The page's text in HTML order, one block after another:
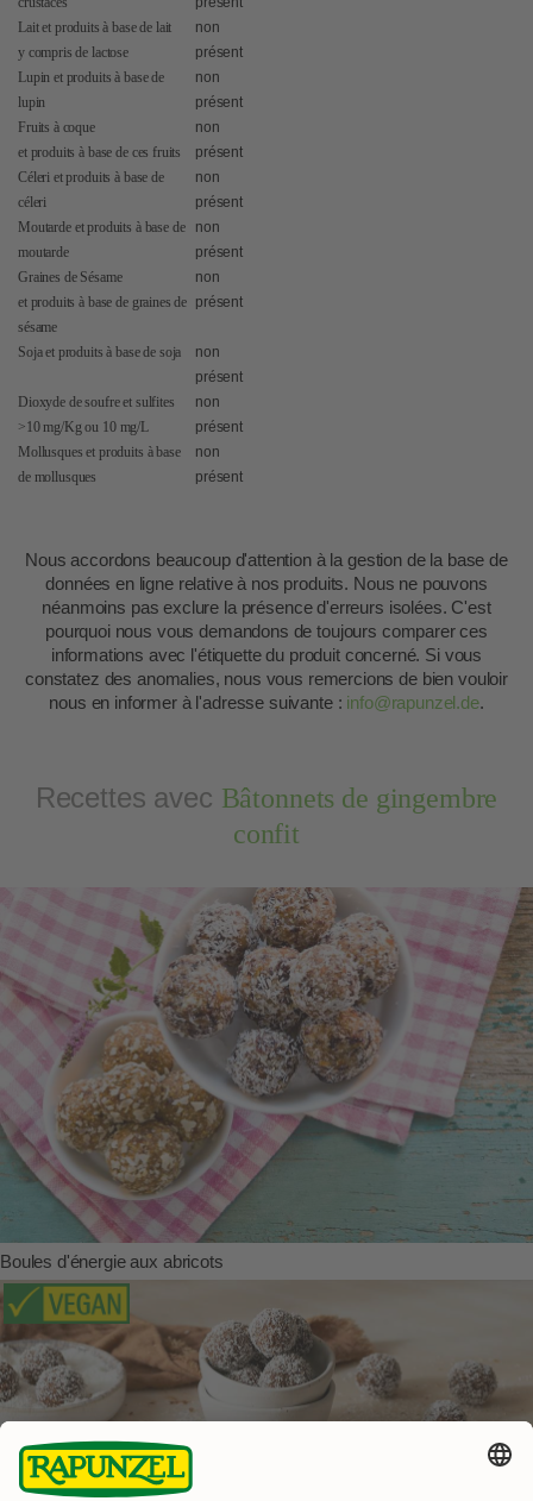
Lait et produits à base de lait
y compris de lactose
non
présent
Lupin et produits à base de
lupin
non
présent
Fruits à coque
et produits à base de ces fruits
non
présent
Céleri et produits à base de
céleri
non
présent
Moutarde et produits à base de
moutarde
non
présent
Graines de Sésame
et produits à base de graines de
sésame
non
présent
Soja et produits à base de soja
non
présent
Dioxyde de soufre et sulfites
>10 mg/Kg ou 10 mg/L
non
présent
Mollusques et produits à base
de mollusques
non
présent
Nous accordons beaucoup d'attention à la gestion de la base de
données en ligne relative à nos produits. Nous ne pouvons
néanmoins pas exclure la présence d'erreurs isolées. C'est
pourquoi nous vous demandons de toujours comparer ces
informations avec l'étiquette du produit concerné. Si vous
constatez des anomalies, nous vous remercions de bien vouloir
nous en informer à l'adresse suivante : info@rapunzel.de.
Recettes avec Bâtonnets de gingembre
confit
Boules d'énergie aux abricots